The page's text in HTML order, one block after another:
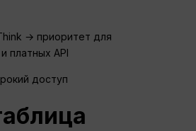
→ приоритет для
платных API
доступ